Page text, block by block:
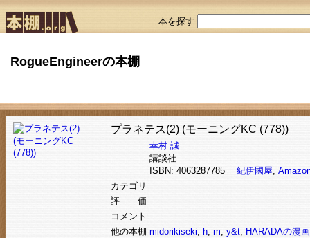
本を探す
RogueEngineerの本棚
プラネテス(2) (モーニングKC (778))
幸村 誠
講談社
ISBN: 4063287785 紀伊國屋,
カテゴリ
評 価
コメント
他の本棚 midorikiseki, h, m, y&t, HARADAの漫画